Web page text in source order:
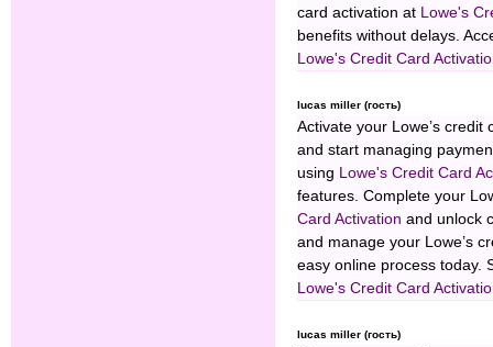
card activation at Lowe's
benefits without delays.
Lowe's Credit Card
lucas miller (гость)
Activate your Lowe’s
and start managing
using Lowe's Credit Card
features. Complete your
Card Activation and unlock
and manage your Lowe’s
easy online process today.
Lowe's Credit Card
lucas miller (гость)